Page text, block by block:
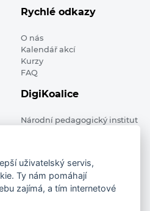
Rychlé odkazy
O nás
Kalendář akcí
Kurzy
FAQ
DigiKoalice
Národní pedagogický institut
All rights reserved
uživatelský servis,
Ty nám pomáhají
zajímá, a tím internetové